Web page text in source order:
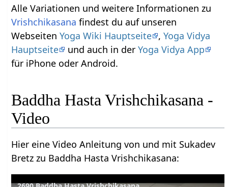
Alle Variationen und weitere Informationen zu
Vrishchikasana findest du auf unseren
WebseitenYoga Wiki Hauptseite ,Yoga Vidya
Hauptseite
und auch in derYoga Vidya App
für iPhone oder Android.
Baddha Hasta Vrishchikasana -
Video
Hier eine Video Anleitung von und mit Sukadev
Bretz zu Baddha Hasta Vrishchikasana: